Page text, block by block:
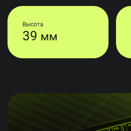
Высота
39 мм